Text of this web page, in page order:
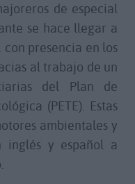
de especial
se hace llegar a
presencia en los
al trabajo de un
del Plan de
(PETE). Estas
ambientales y
inglés y español a